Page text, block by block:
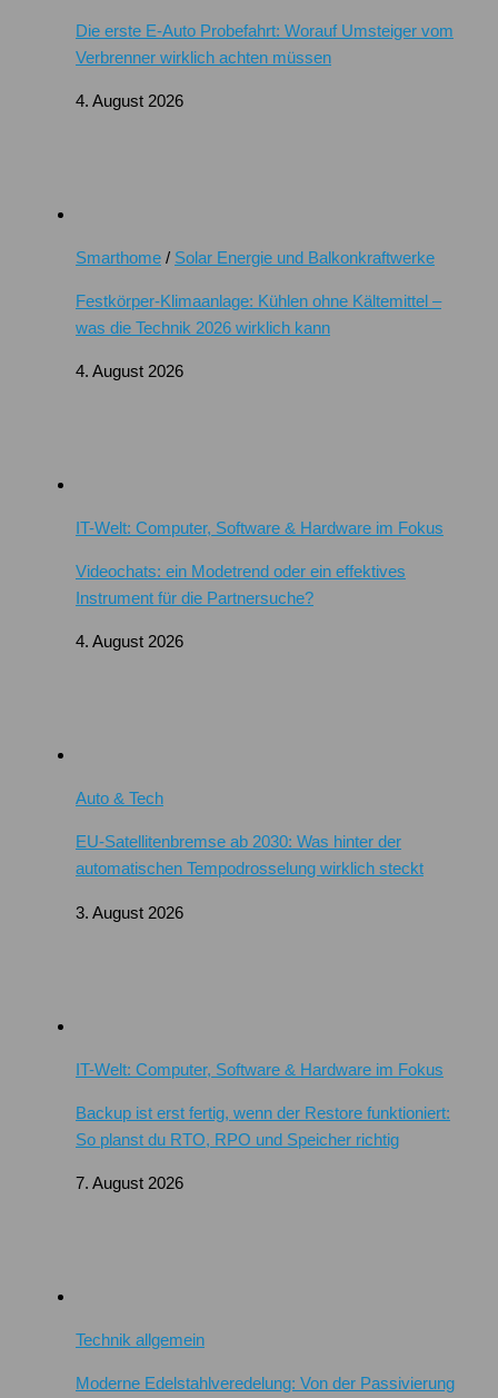
Die erste E-Auto Probefahrt: Worauf Umsteiger vom
Verbrenner wirklich achten müssen
4. August 2026
Smarthome / Solar Energie und Balkonkraftwerke
Festkörper-Klimaanlage: Kühlen ohne Kältemittel –
was die Technik 2026 wirklich kann
4. August 2026
IT-Welt: Computer, Software & Hardware im Fokus
Videochats: ein Modetrend oder ein effektives
Instrument für die Partnersuche?
4. August 2026
Auto & Tech
EU-Satellitenbremse ab 2030: Was hinter der
automatischen Tempodrosselung wirklich steckt
3. August 2026
IT-Welt: Computer, Software & Hardware im Fokus
Backup ist erst fertig, wenn der Restore funktioniert:
So planst du RTO, RPO und Speicher richtig
7. August 2026
Technik allgemein
Moderne Edelstahlveredelung: Von der Passivierung